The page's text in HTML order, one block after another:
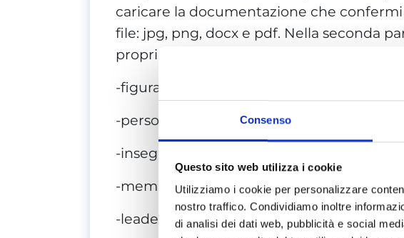
Consenso
Questo sito web utilizza i cookie
Utilizziamo i cookie per personalizzare
nostro traffico. Condividiamo inoltre
di analisi dei dati web, pubblicità e social
caricare la documentazione che
file: jpg, png, docx e pdf. Nella seconda
proprio ruolo nella società o nella
-figura politica;
-persona famosa o simili;
-insegnante;
-membro del clero;
-leader;